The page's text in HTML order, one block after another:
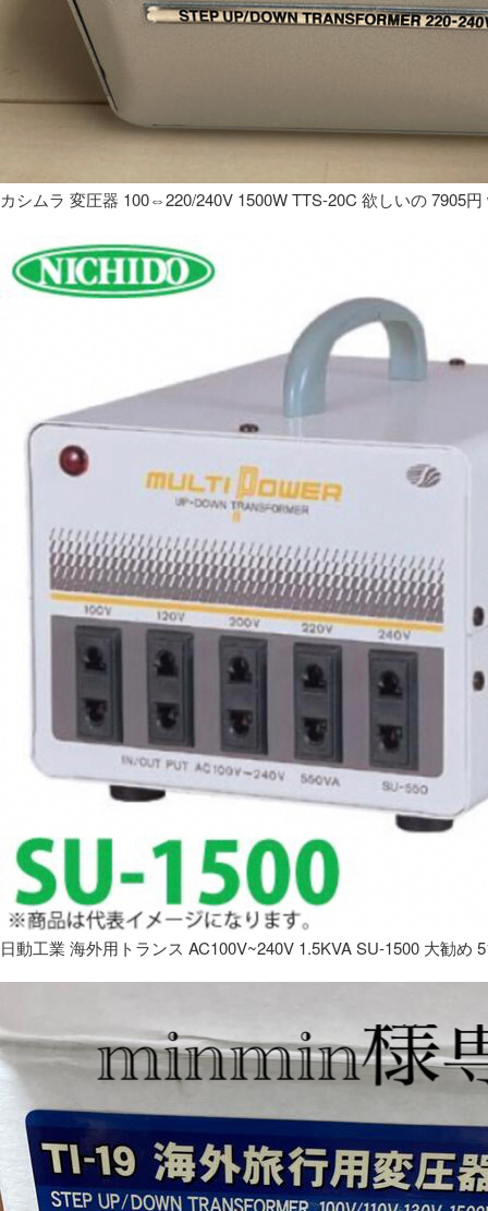
カシムラ 変圧器 100⇔220/240V 1500W TTS-20C 欲しいの 7905円
日動工業 海外用トランス AC100V~240V 1.5KVA SU-1500 大勧め